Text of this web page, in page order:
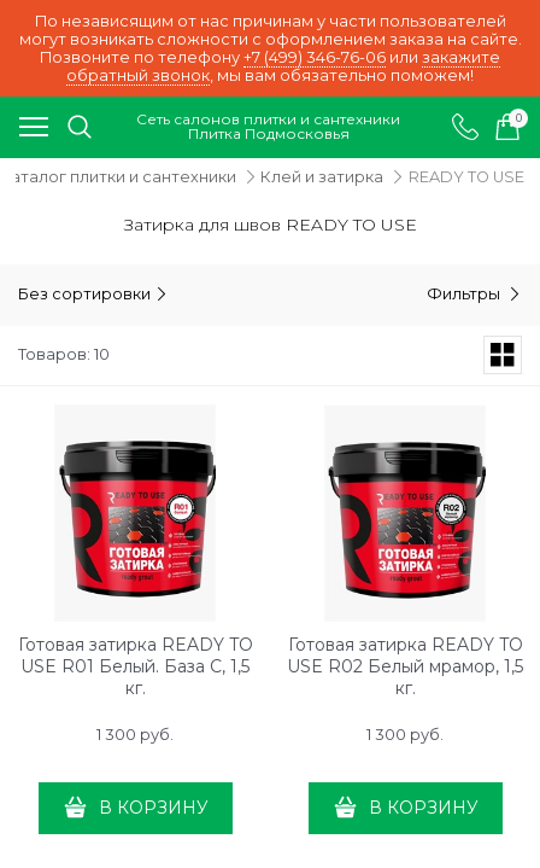
По независящим от нас причинам у части пользователей
могут возникать сложности с оформлением заказа на сайте.
Позвоните по телефону +7 (499) 346-76-06 или закажите
обратный звонок, мы вам обязательно поможем!
Сеть салонов плитки и сантехники
Плитка Подмосковья
0
Каталог плитки и сантехники Клей и затирка READY TO USE
Затирка для швов READY TO USE
Без сортировки Фильтры
Товаров: 10
Готовая затирка READY TO
USE R01 Белый. База С, 1,5
кг.
1 300 руб.
В КОРЗИНУ
Готовая затирка READY TO
USE R02 Белый мрамор, 1,5
кг.
1 300 руб.
В КОРЗИНУ